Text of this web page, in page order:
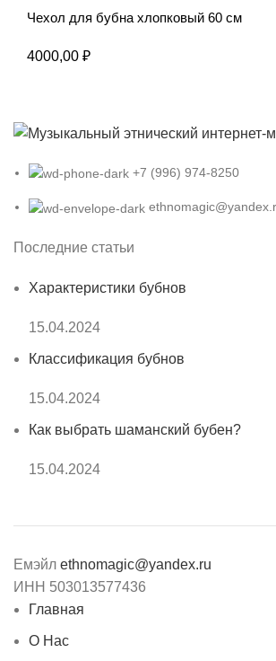
Чехол для бубна хлопковый 60 см
4000,00 ₽
+7 (996) 974-8250
Последние статьи
Характеристики бубнов
15.04.2024
Классификация бубнов
15.04.2024
Как выбрать шаманский бубен?
15.04.2024
Емэйл ethnomagic@yandex.ru
ИНН 503013577436
Главная
О Нас